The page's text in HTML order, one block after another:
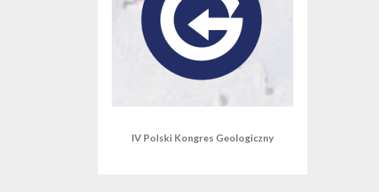
IV Polski Kongres Geologiczny